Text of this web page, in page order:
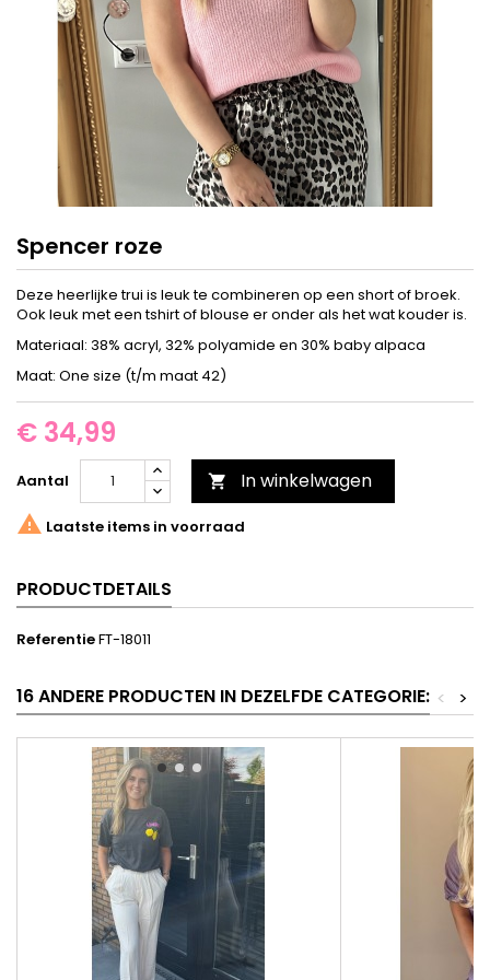
Spencer roze
Deze heerlijke trui is leuk te combineren op een short of broek.
Ook leuk met een tshirt of blouse er onder als het wat kouder is.
Materiaal: 38% acryl, 32% polyamide en 30% baby alpaca
Maat: One size (t/m maat 42)
€ 34,99
Aantal  In winkelwagen
 Laatste items in voorraad
PRODUCTDETAILS
ReferentieFT-18011
16 ANDERE PRODUCTEN IN DEZELFDE CATEGORIE: >
<